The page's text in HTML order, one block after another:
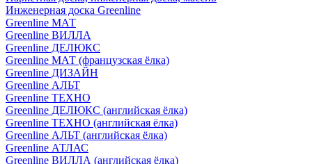
Инженерная доска Greenline
Greenline МАТ
Greenline ВИЛЛА
Greenline ДЕЛЮКС
Greenline МАТ (французская ёлка)
Greenline ДИЗАЙН
Greenline АЛЬТ
Greenline ТЕХНО
Greenline ДЕЛЮКС (английская ёлка)
Greenline ТЕХНО (английская ёлка)
Greenline АЛЬТ (английская ёлка)
Greenline АТЛАС
Greenline ВИЛЛА (английская ёлка)